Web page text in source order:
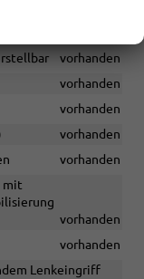
vorhanden
vorhanden
vorhanden
vorhanden
vorhanden
mit
vorhanden
vorhanden
Lenkeingriff